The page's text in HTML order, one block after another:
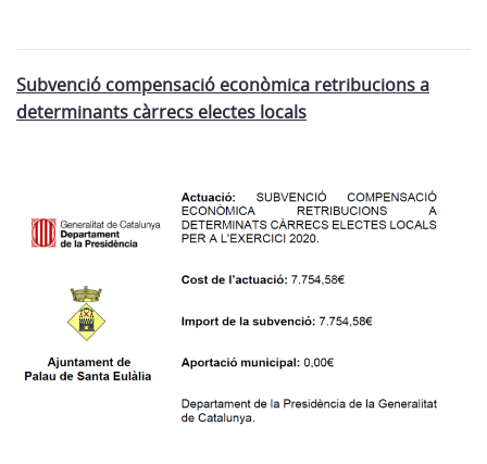
Subvenció compensació econòmica retribucions a
determinants càrrecs electes locals